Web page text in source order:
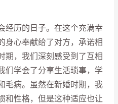
历的日子。在这个充满幸
身心奉献给了对方，承诺相
期，我们深刻感受到了互相
们学会了分享生活琐事，学
毛病。虽然在新婚时期，我
和性格，但是这种适应也让